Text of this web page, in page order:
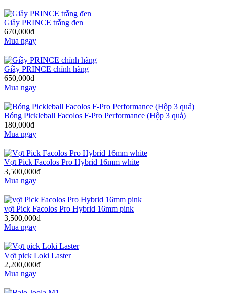
Giầy PRINCE trắng đen
670,000đ
Mua ngay
Giầy PRINCE chính hãng
650,000đ
Mua ngay
Bóng Pickleball Facolos F-Pro Performance (Hộp 3 quả)
180,000đ
Mua ngay
Vợt Pick Facolos Pro Hybrid 16mm white
3,500,000đ
Mua ngay
vợt Pick Facolos Pro Hybrid 16mm pink
3,500,000đ
Mua ngay
Vợt pick Loki Laster
2,200,000đ
Mua ngay